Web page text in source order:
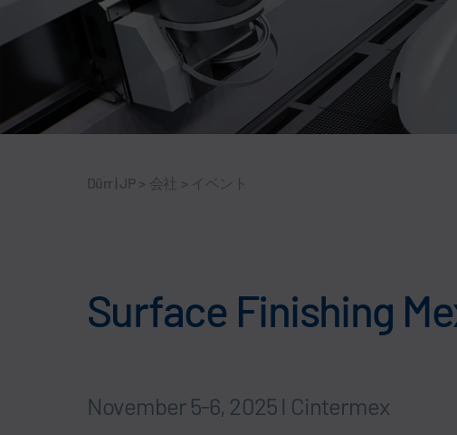
Dürr | JP > 会社 > イベント
Surface Finishing
November 5-6, 2025 I Cintermex